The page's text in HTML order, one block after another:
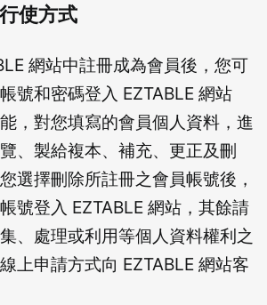
使方式
網站中註冊成為會員後，您可
號和密碼登入 EZTABLE 網站
，對您填寫的會員個人資料，進
、製給複本、補充、更正及刪
選擇刪除所註冊之會員帳號後，
號登入 EZTABLE 網站，其餘請
、處理或利用等個人資料權利之
上申請方式向 EZTABLE 網站客